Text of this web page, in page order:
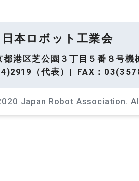
本ロボット工業会
港区芝公園３丁目５番８号機
（代表）| FAX：
Japan Robot Association.